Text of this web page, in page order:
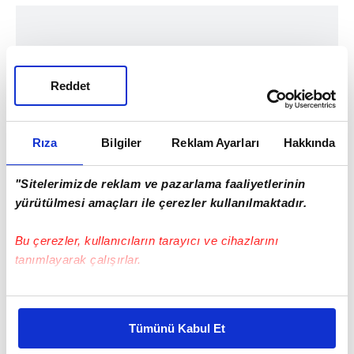
Rıza Bilgiler Reklam Ayarları Hakkında
"Sitelerimizde reklam ve pazarlama faaliyetlerinin
yürütülmesi amaçları ile çerezler kullanılmaktadır.
Bu çerezler, kullanıcıların tarayıcı ve cihazlarını
tanımlayarak çalışırlar.
Bu çerezlere izin vermeniz halinde sizlere özel
daha iyi reklam deneyimi yaşatabiliriz. Bunu yaparken
Tümünü Kabul Et
Reddet